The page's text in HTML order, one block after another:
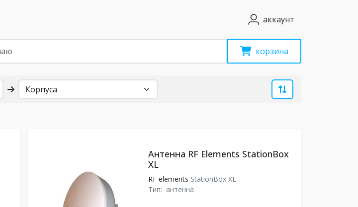
аккаунт
корзина
Антенна RF Elements StationBox
XL
RF elements StationBox XL
Тип: антенна